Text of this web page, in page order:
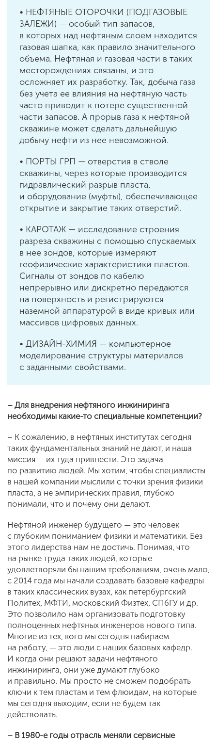
• НЕФТЯНЫЕ ОТОРОЧКИ (ПОДГАЗОВЫЕ
ЗАЛЕЖИ) — особый тип запасов,
в которых над нефтяным слоем находится
газовая шапка, как правило значительного
объема. Нефтяная и газовая части в таких
месторождениях связаны, и это
осложняет их разработку. Так, добыча газа
без учета ее влияния на нефтяную часть
часто приводит к потере существенной
части запасов. А прорыв газа к нефтяной
скважине может сделать дальнейшую
добычу нефти из нее невозможной.
• ПОРТЫ ГРП — отверстия в стволе
скважины, через которые производится
гидравлический разрыв пласта,
и оборудование (муфты), обеспечивающее
открытие и закрытие таких отверстий.
• КАРОТАЖ — исследование строения
разреза скважины с помощью спускаемых
в нее зондов, которые измеряют
геофизические характеристики пластов.
Сигналы от зондов по кабелю
непрерывно или дискретно передаются
на поверхность и регистрируются
наземной аппаратурой в виде кривых или
массивов цифровых данных.
• ДИЗАЙН-ХИМИЯ — компьютерное
моделирование структуры материалов
с заданными свойствами.
– Для внедрения нефтяного инжиниринга
необходимы какие-то специальные компетенции?
– К сожалению, в нефтяных институтах сегодня
таких фундаментальных знаний не дают, и наша
миссия — их туда привнести. Это задача
по развитию людей. Мы хотим, чтобы специалисты
в нашей компании мыслили с точки зрения физики
пласта, а не эмпирических правил, глубоко
понимали, что и почему они делают.
Нефтяной инженер будущего — это человек
с глубоким пониманием физики и математики. Без
этого лидерства нам не достичь. Понимая, что
на рынке труда таких людей, которые
удовлетворяли бы нашим требованиям, очень мало,
с 2014 года мы начали создавать базовые кафедры
в таких классических вузах, как петербургский
Политех, МФТИ, московский Физтех, СПбГУ и др.
Это позволило нам организовать подготовку
полноценных нефтяных инженеров нового типа.
Многие из тех, кого мы сегодня набираем
на работу, — это люди с наших базовых кафедр.
И когда они решают задачи нефтяного
инжиниринга, они уже думают глубоко
и правильно. Мы просто не сможем подобрать
ключи к тем пластам и тем флюидам, на которые
мы сегодня выходим, если не будем так
действовать.
– В 1980-е годы отрасль меняли сервисные